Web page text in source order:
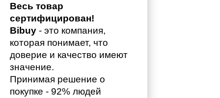
Весь товар
сертифицирован!
Bibuy - это компания,
которая понимает, что
доверие и качество имеют
значение.
Принимая решение о
покупке - 92% людей